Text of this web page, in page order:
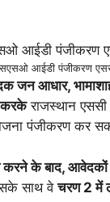
आईडी पंजीकरण
जन आधार,
करकेराजस्थान
पंजीकरण कर
के बाद,
साथ वेचरण 2 में